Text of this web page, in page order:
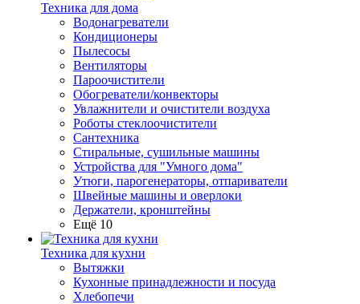
Техника для дома
Водонагреватели
Кондиционеры
Пылесосы
Вентиляторы
Пароочистители
Обогреватели/конвекторы
Увлажнители и очистители воздуха
Роботы стеклоочистители
Сантехника
Стиральные, сушильные машины
Устройства для "Умного дома"
Утюги, парогенераторы, отпариватели
Швейные машины и оверлоки
Держатели, кронштейны
Ещё 10
Техника для кухни
Вытяжки
Кухонные принадлежности и посуда
Хлебопечи